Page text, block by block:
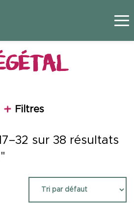
Filtres
sur 38 résultats
des cookies